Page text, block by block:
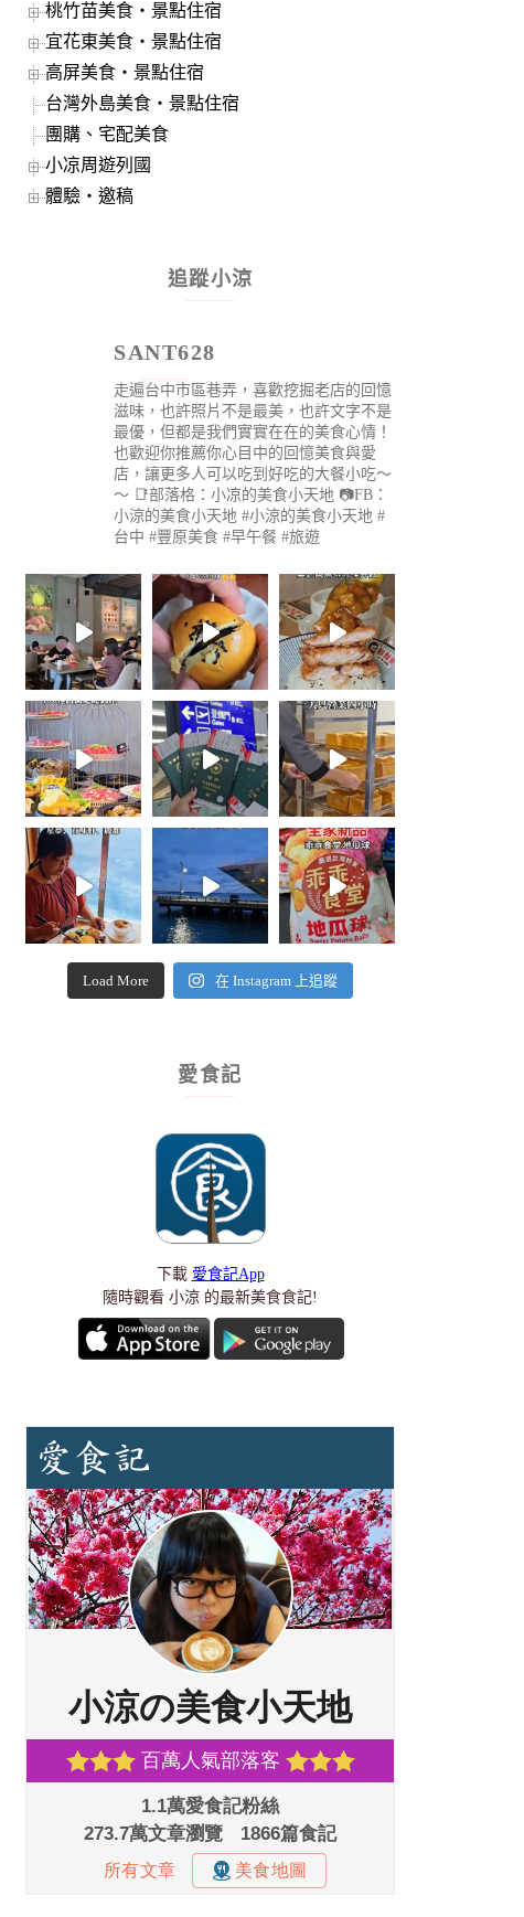
桃竹苗美食‧景點住宿
宜花東美食‧景點住宿
高屏美食‧景點住宿
台灣外島美食‧景點住宿
團購、宅配美食
小凉周遊列國
體驗‧邀稿
追蹤小涼
SANT628
走遍台中市區巷弄，喜歡挖掘老店的回憶
滋味，也許照片不是最美，也許文字不是
最優，但都是我們實實在在的美食心情！
也歡迎你推薦你心目中的回憶美食與愛
店，讓更多人可以吃到好吃的大餐小吃～
～ 📑部落格：小凉的美食小天地 📷FB：
小涼的美食小天地 #小涼的美食小天地 #
台中 #豐原美食 #早午餐 #旅遊
Load More 在 Instagram 上追蹤
愛食記
下載 愛食記App
隨時觀看 小涼 的最新美食食記!